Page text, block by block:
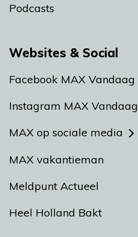
Podcasts
Websites & Social
Facebook MAX Vandaag
Instagram MAX Vandaag
MAX op sociale media
MAX vakantieman
Meldpunt Actueel
Heel Holland Bakt